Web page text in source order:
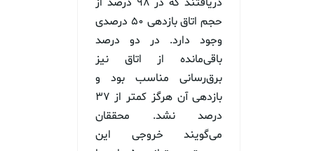
دریافتند که در ۹۸ درصد از
حجم اتاق بازدهی ۵۰ درصدی
وجود دارد. در دو درصد
باقی‌مانده از اتاق نیز
برق‌رسانی مناسب بود و
بازدهی آن هرگز کمتر از ۳۷
درصد نشد. محققان
می‌گویند خروجی این